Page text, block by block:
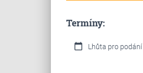
Termíny:
calendar_today Lhůta pro